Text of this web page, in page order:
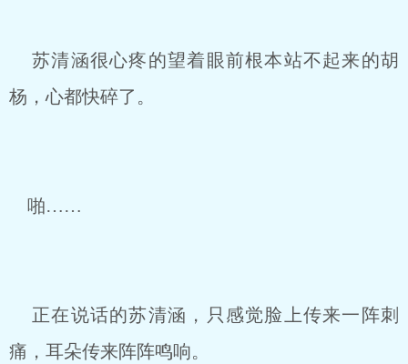
苏清涵很心疼的望着眼前根本站不起来的胡
杨，心都快碎了。
啪……
正在说话的苏清涵，只感觉脸上传来一阵刺
痛，耳朵传来阵阵鸣响。